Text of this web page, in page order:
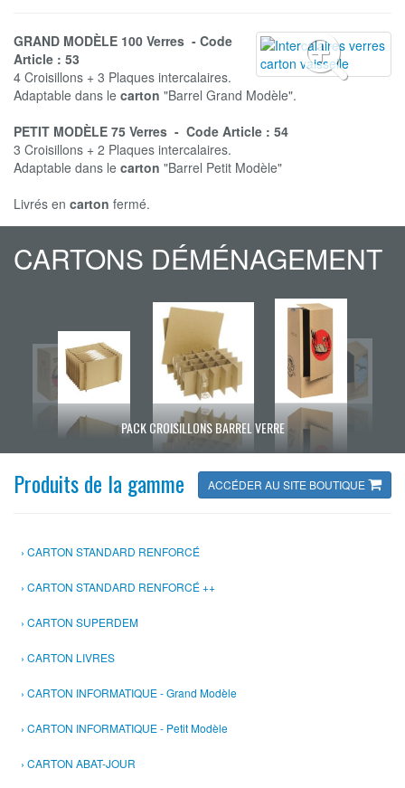
GRAND MODÈLE 100 Verres - Code
Article : 53
4 Croisillons + 3 Plaques intercalaires.
Adaptable dans le carton "Barrel Grand Modèle".
PETIT MODÈLE 75 Verres - Code Article : 54
3 Croisillons + 2 Plaques intercalaires.
Adaptable dans le carton "Barrel Petit Modèle"
Livrés en carton fermé.
CARTONS DÉMÉNAGEMENT
PACK CROISILLONS BARREL VERRE
ACCÉDER AU SITE BOUTIQUE
Produits de la gamme
CARTON STANDARD RENFORCÉ
CARTON STANDARD RENFORCÉ ++
CARTON SUPERDEM
CARTON LIVRES
CARTON INFORMATIQUE - Grand Modèle
CARTON INFORMATIQUE - Petit Modèle
CARTON ABAT-JOUR